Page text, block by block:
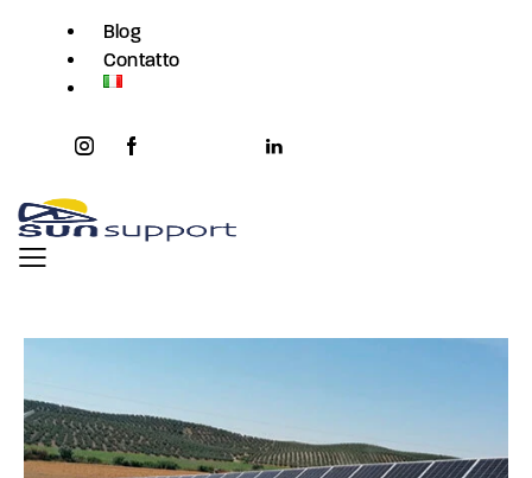
Blog
Contatto
instagramfacebook-
youtube2
linkedin